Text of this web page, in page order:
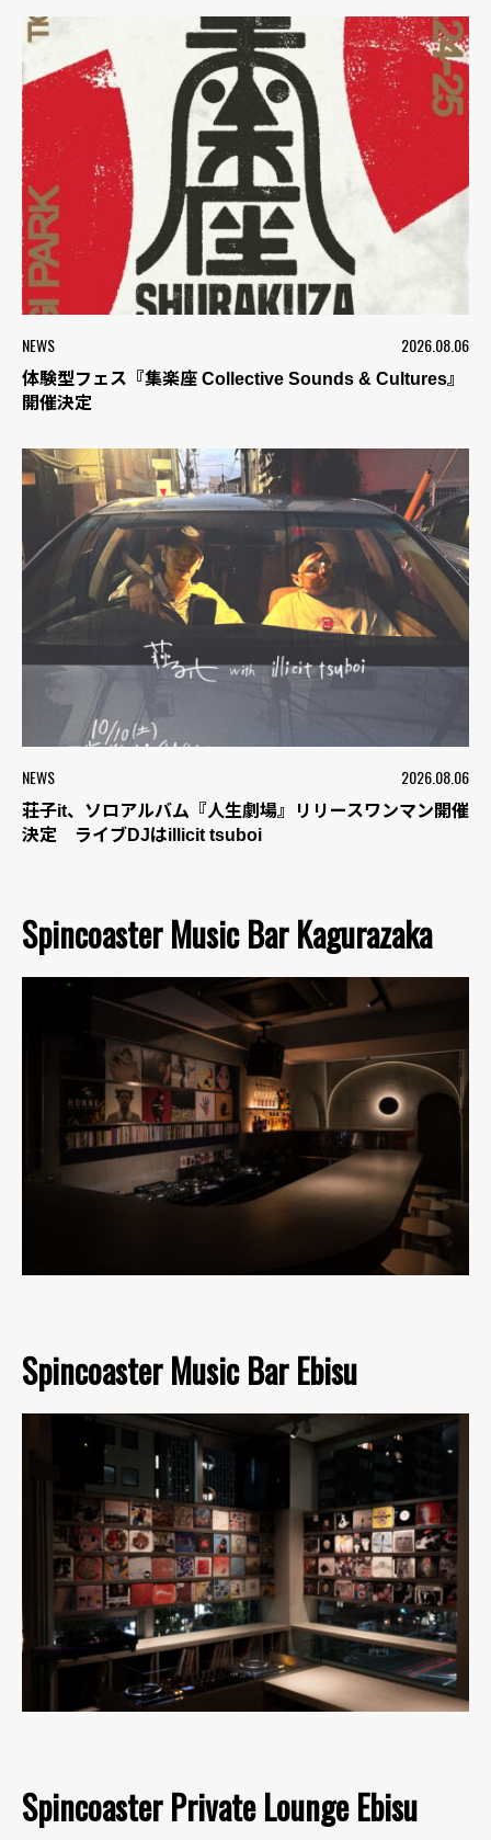
NEWS 2026.08.06
体験型フェス『集楽座 Collective Sounds & Cultures』
開催決定
NEWS 2026.08.06
荘子it、ソロアルバム『人生劇場』リリースワンマン開催
決定 ライブDJはillicit tsuboi
Spincoaster Music Bar Kagurazaka
Spincoaster Music Bar Ebisu
Spincoaster Private Lounge Ebisu